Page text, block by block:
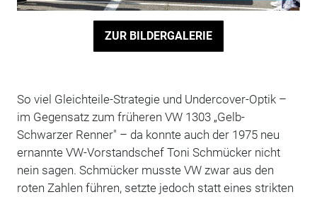
ZUR BILDERGALERIE
So viel Gleichteile-Strategie und Undercover-Optik –
im Gegensatz zum früheren VW 1303 „Gelb-
Schwarzer Renner" – da konnte auch der 1975 neu
ernannte VW-Vorstandschef Toni Schmücker nicht
nein sagen. Schmücker musste VW zwar aus den
roten Zahlen führen, setzte jedoch statt eines strikten